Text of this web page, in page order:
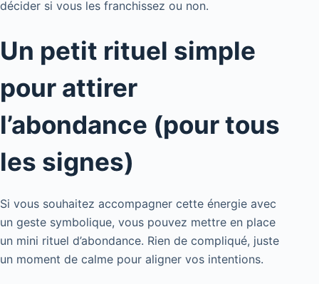
décider si vous les franchissez ou non.
Un petit rituel simple
pour attirer
l’abondance (pour tous
les signes)
Si vous souhaitez accompagner cette énergie avec
un geste symbolique, vous pouvez mettre en place
un mini rituel d’abondance. Rien de compliqué, juste
un moment de calme pour aligner vos intentions.